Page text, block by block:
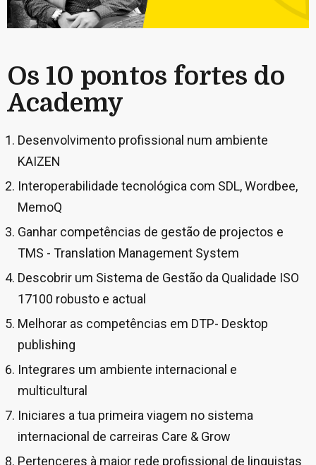
Os 10 pontos fortes do
Academy
Desenvolvimento profissional num ambiente
KAIZEN
Interoperabilidade tecnológica com SDL, Wordbee,
MemoQ
Ganhar competências de gestão de projectos e
TMS - Translation Management System
Descobrir um Sistema de Gestão da Qualidade ISO
17100 robusto e actual
Melhorar as competências em DTP- Desktop
publishing
Integrares um ambiente internacional e
multicultural
Iniciares a tua primeira viagem no sistema
internacional de carreiras Care & Grow
Pertenceres à maior rede profissional de linguistas